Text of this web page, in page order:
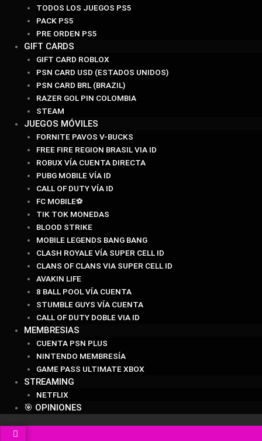
TODOS LOS JUEGOS PS5
PACK PS5
PRE ORDEN PS5
GIFT CARDS
GIFT CARD ROBLOX
PSN CARD USD (ESTADOS UNIDOS)
PSN CARD BRL (BRAZIL)
RAZER GOL PIN COLOMBIA
STEAM
JUEGOS MÓVILES
FORNITE PAVOS V-BUCKS
FREE FIRE REGION BRASIL VIA ID
ROBUX VÍA CUENTA DIRECTA
PUBG MOBILE VÍA ID
CALL OF DUTY VÍA ID
FC MOBILE⚽
TIK TOK MONEDAS
BLOOD STRIKE
MOBILE LEGENDS BANG BANG
CLASH ROYALE VÍA SUPER CELL ID
CLANS OF CLANS VIA SUPER CELL ID
AVAKIN LIFE
8 BALL POOL VÍA CUENTA
STUMBLE GUYS VÍA CUENTA
CALL OF DUTY DOBLE VIA ID
MEMBRESIAS
CUENTA PSN PLUS
NINTENDO MEMBRESÍA
GAME PASS ULTIMATE XBOX
STREAMING
NETFLIX
🎯 OPINIONES